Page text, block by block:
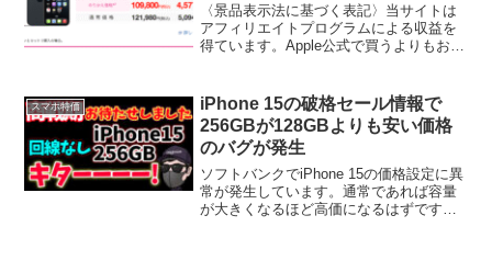
〈景品表示法に基づく表記〉当サイトは
アフィリエイトプログラムによる収益を
得ています。Apple公式で買うよりもお得
109,800円約15,000円の...
スマホ特価
iPhone 15の破格セール情報で
256GBが128GBよりも安い価格
のバグが発生
ソフトバンクでiPhone 15の価格設定に異
常が発生しています。通常であれば容量
が大きくなるほど高価になるはずです